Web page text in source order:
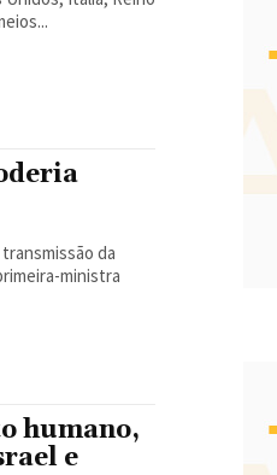
da
ministra
humano,
e